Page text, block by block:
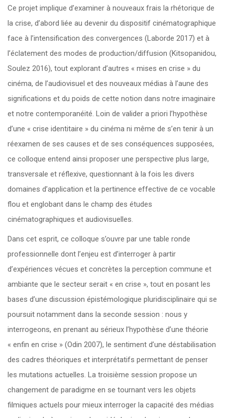
Ce projet implique d’examiner à nouveaux frais la rhétorique de
la crise, d’abord liée au devenir du dispositif cinématographique
face à l’intensification des convergences (Laborde 2017) et à
l’éclatement des modes de production/diffusion (Kitsopanidou,
Soulez 2016), tout explorant d’autres « mises en crise » du
cinéma, de l’audiovisuel et des nouveaux médias à l’aune des
significations et du poids de cette notion dans notre imaginaire
et notre contemporanéité. Loin de valider a priori l’hypothèse
d’une « crise identitaire » du cinéma ni même de s’en tenir à un
réexamen de ses causes et de ses conséquences supposées,
ce colloque entend ainsi proposer une perspective plus large,
transversale et réflexive, questionnant à la fois les divers
domaines d’application et la pertinence effective de ce vocable
flou et englobant dans le champ des études
cinématographiques et audiovisuelles.
Dans cet esprit, ce colloque s’ouvre par une table ronde
professionnelle dont l’enjeu est d’interroger à partir
d’expériences vécues et concrètes la perception commune et
ambiante que le secteur serait « en crise », tout en posant les
bases d’une discussion épistémologique pluridisciplinaire qui se
poursuit notamment dans la seconde session : nous y
interrogeons, en prenant au sérieux l’hypothèse d’une théorie
« enfin en crise » (Odin 2007), le sentiment d’une déstabilisation
des cadres théoriques et interprétatifs permettant de penser
les mutations actuelles. La troisième session propose un
changement de paradigme en se tournant vers les objets
filmiques actuels pour mieux interroger la capacité des médias